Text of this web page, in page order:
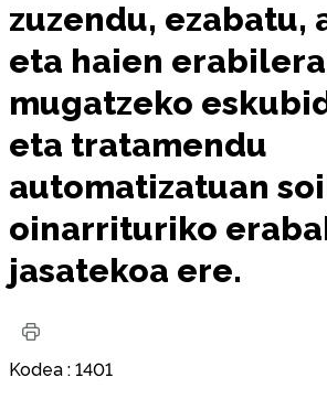
zuzendu, ezabatu,
eta haien erabilera
mugatzeko
eta tratamendu
automatizatuan
oinarrituriko
jasatekoa ere.
Kodea : 1401